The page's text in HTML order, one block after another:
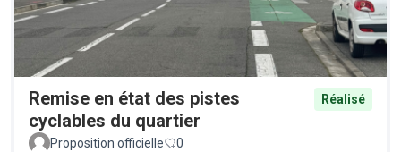
Remise en état des pistes
cyclables du quartier
Réalisé
Proposition officielle 0